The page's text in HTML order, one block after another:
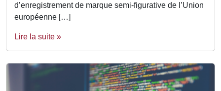
d’enregistrement de marque semi-figurative de l’Union
européenne […]
Lire la suite »